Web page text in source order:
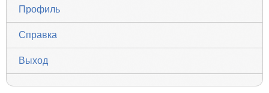
Профиль
Справка
Выход